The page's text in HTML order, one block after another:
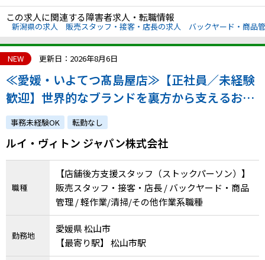
この求人に関連する障害者求人・転職情報
新潟県の求人 販売スタッフ・接客・店長の求人 バックヤード・商品
NEW 更新日：2026年8月6日
≪愛媛・いよてつ髙島屋店≫【正社員／未経験
歓迎】世界的なブランドを裏方から支えるお仕
事｜着実な成長を実感できる環境です！｜atGP
からの採用実績あり
事務未経験OK 転勤なし
ルイ・ヴィトン ジャパン株式会社
職種
【店舗後方支援スタッフ（ストックパーソン）】
販売スタッフ・接客・店長 / バックヤード・商品
管理 / 軽作業/清掃/その他作業系職種
勤務地
愛媛県 松山市
【最寄り駅】 松山市駅
ご利用ガイド
法人向けページ
メニューを閉じる